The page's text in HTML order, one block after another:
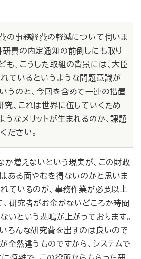
費の事務経費の軽減について伺いま
研費の内定通知の前倒しにも取り
も、こうした取組の背景には、大臣
ているというような問題意識が
うのと、今回を含めて一連の措置
究、これは世界に伍していくため
うなメリットが生まれるのか、課題
ださい。
か増えないという現実が、この財政
ある面やむを得ないのかと思いま
ているのが、事務作業が必要以上
研究者がお金がないどころか時間
いという悲鳴が上がっております。
ろんな研究費を出すのは良いので
全然違うものですから、システムで